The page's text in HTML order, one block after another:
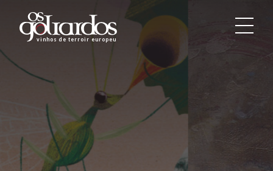
Os
Goliardos
de
Terroir
vinhos de terroir europeus